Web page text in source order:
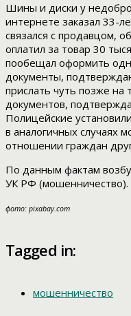
Шины и диски у
интернете заказал 33-
связался с продавцом,
оплатил за товар 30
пообещал оформить
документы,
прислать чуть позже на
документов,
Полицейские
в аналогичных случаях
отношении граждан
По данным фактам
УК РФ (мошенничество).
фото: pixabay.com
Tagged in:
мошенничество